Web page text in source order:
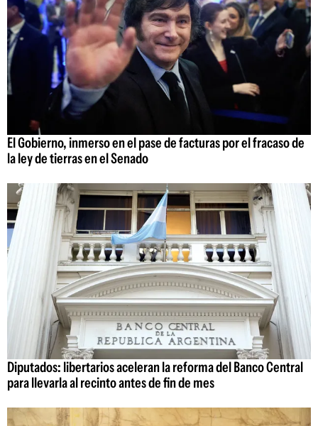
El Gobierno, inmerso en el pase de facturas por el fracaso de
la ley de tierras en el Senado
Diputados: libertarios aceleran la reforma del Banco Central
para llevarla al recinto antes de fin de mes